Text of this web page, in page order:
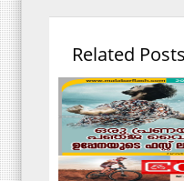
Related Posts